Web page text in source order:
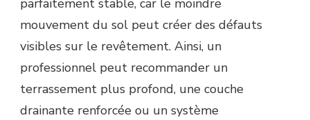
parfaitement stable, car le moindre
mouvement du sol peut créer des défauts
visibles sur le revêtement. Ainsi, un
professionnel peut recommander un
terrassement plus profond, une couche
drainante renforcée ou un système